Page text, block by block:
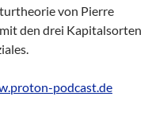
von Pierre
den drei Kapitalsorten
podcast.de